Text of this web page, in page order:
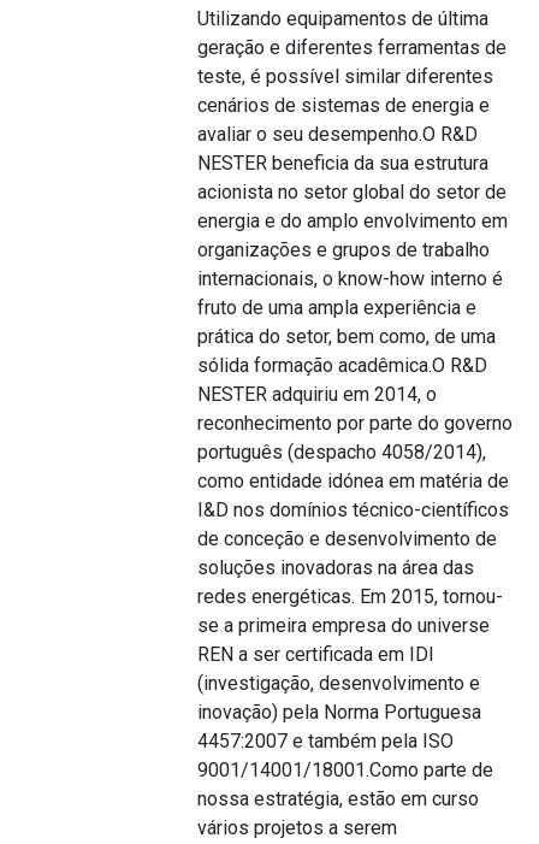
Utilizando equipamentos de última
geração e diferentes ferramentas de
teste, é possível similar diferentes
cenários de sistemas de energia e
avaliar o seu desempenho.O R&D
NESTER beneficia da sua estrutura
acionista no setor global do setor de
energia e do amplo envolvimento em
organizações e grupos de trabalho
internacionais, o know-how interno é
fruto de uma ampla experiência e
prática do setor, bem como, de uma
sólida formação acadêmica.O R&D
NESTER adquiriu em 2014, o
reconhecimento por parte do governo
português (despacho 4058/2014),
como entidade idónea em matéria de
I&D nos domínios técnico-científicos
de conceção e desenvolvimento de
soluções inovadoras na área das
redes energéticas. Em 2015, tornou-
se a primeira empresa do universe
REN a ser certificada em IDI
(investigação, desenvolvimento e
inovação) pela Norma Portuguesa
4457:2007 e também pela ISO
9001/14001/18001.Como parte de
nossa estratégia, estão em curso
vários projetos a serem